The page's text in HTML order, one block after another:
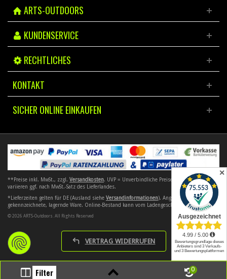
ARTS-OUTDOORS
KUNDENSERVICE
RECHTLICHES
KONTAKT
SICHER ONLINE EINKAUFEN
VERTRAG WIDERRUFEN
**Preise inkl. MwSt., zzgl. Versandkosten. UVP = Unverbindliche Preisempfehlung. Preise
variieren ggf. nach MwSt.-Satz des Lieferlandes.
*Lieferzeiten gelten für DE (Ausland siehe Versandinformationen). Angebote gelten nur für
gekennzeichnete, lagernde Ware. Online-Bestand kann vom Ladengeschäft abweichen.
© 2026 ARTS-Outdoors. All Rights Reserved
Filter 0
✕